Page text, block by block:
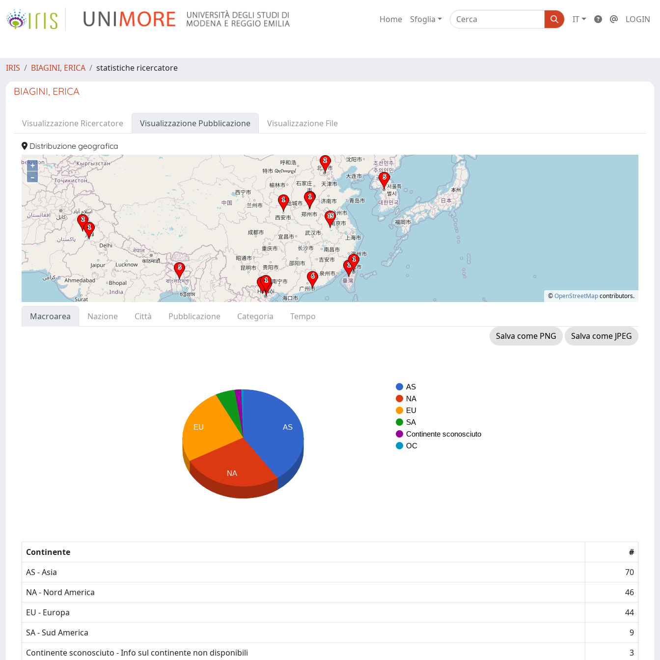
Home Sfoglia IT LOGIN
IRIS BIAGINI, ERICA statistiche ricercatore
BIAGINI, ERICA
Visualizzazione Ricercatore Visualizzazione Pubblicazione Visualizzazione File
Distribuzione geografica
+
–
©OpenStreetMapcontributors.
Macroarea Nazione Città Pubblicazione Categoria
Tempo
Salva come PNG
Salva come JPEG
AS
NA
EU
SA
Continente sconosciuto
OC
AS
EU
NA
Continente
#
AS - Asia
70
NA - Nord America
46
EU - Europa
44
SA - Sud America
9
Continente sconosciuto - Info sul continente non disponibili
3